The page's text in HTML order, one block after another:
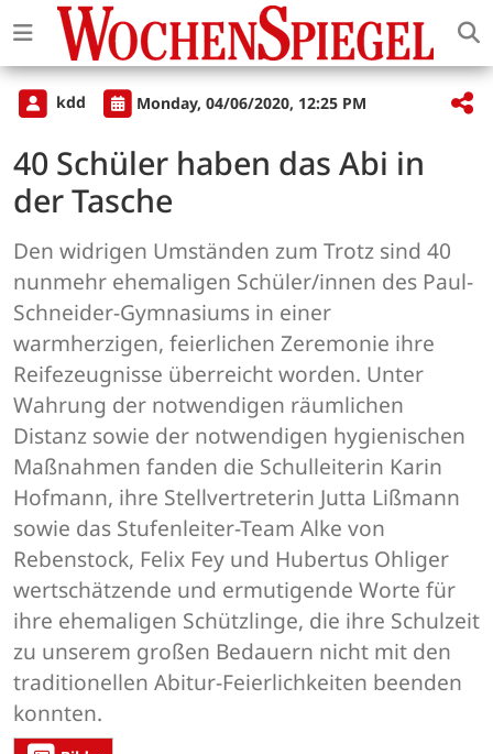
kdd Monday, 04/06/2020, 12:25 PM
40 Schüler haben das Abi in
der Tasche
Den widrigen Umständen zum Trotz sind 40
nunmehr ehemaligen Schüler/innen des Paul-
Schneider-Gymnasiums in einer
warmherzigen, feierlichen Zeremonie ihre
Reifezeugnisse überreicht worden. Unter
Wahrung der notwendigen räumlichen
Distanz sowie der notwendigen hygienischen
Maßnahmen fanden die Schulleiterin Karin
Hofmann, ihre Stellvertreterin Jutta Lißmann
sowie das Stufenleiter-Team Alke von
Rebenstock, Felix Fey und Hubertus Ohliger
wertschätzende und ermutigende Worte für
ihre ehemaligen Schützlinge, die ihre Schulzeit
zu unserem großen Bedauern nicht mit den
traditionellen Abitur-Feierlichkeiten beenden
konnten.